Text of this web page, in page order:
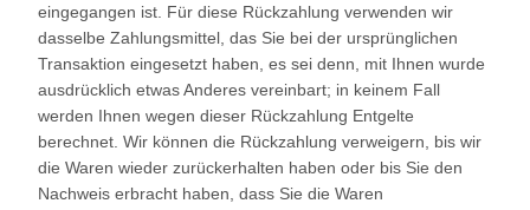
eingegangen ist. Für diese Rückzahlung verwenden wir
dasselbe Zahlungsmittel, das Sie bei der ursprünglichen
Transaktion eingesetzt haben, es sei denn, mit Ihnen wurde
ausdrücklich etwas Anderes vereinbart; in keinem Fall
werden Ihnen wegen dieser Rückzahlung Entgelte
berechnet. Wir können die Rückzahlung verweigern, bis wir
die Waren wieder zurückerhalten haben oder bis Sie den
Nachweis erbracht haben, dass Sie die Waren